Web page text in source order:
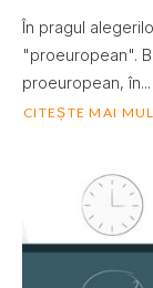
În pragul
"proeuropean".
proeuropean, în...
CITEȘTE MAI